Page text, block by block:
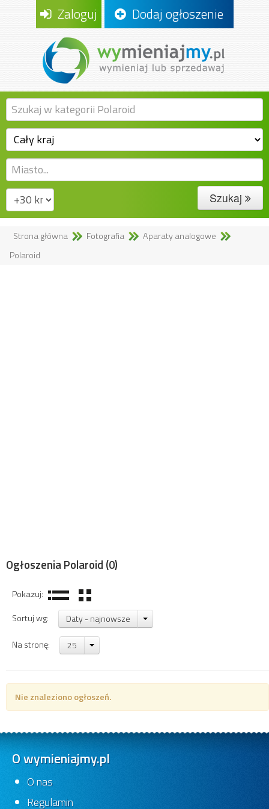
Zaloguj Dodaj ogłoszenie
Szukaj
Strona główna Fotografia
Aparaty analogowe
Polaroid
Ogłoszenia Polaroid (0)
Pokazuj:
Sortuj wg:
Daty - najnowsze
Na stronę: 25
Nie znaleziono ogłoszeń.
O wymieniajmy.pl
O nas
Regulamin